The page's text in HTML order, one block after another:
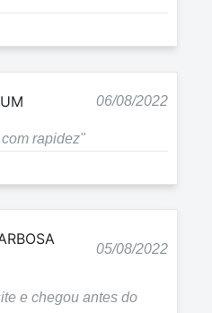
06/08/2022
rapidez"
05/08/2022
e chegou antes do